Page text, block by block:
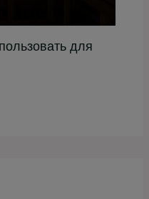
для